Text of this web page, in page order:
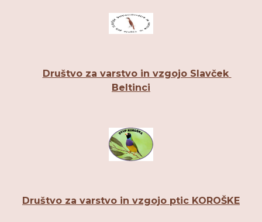
Društvo za varstvo in vzgojo Slavček
Beltinci
Društvo za varstvo in vzgojo ptic KOROŠKE